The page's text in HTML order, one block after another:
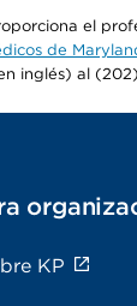
el
de
inglés) al
KP